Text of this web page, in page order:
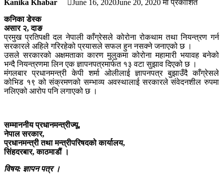
Kanika Khabar June 16, 2020June 20, 2020मा प्रकाशित
कनिका डेस्क
असार २, दाङ
प्रमुख प्रतिपक्षी दल नेपाली काँग्रेसले कोरोना रोकथाम तथा नियन्त्रण गर्न
सरकारले अहिले गरिरहेको प्रयासले सफल हुन नसक्ने जनाएको छ ।
उसले सरकारको अक्षमताका कारण मुलुकमा कोरोना महामारी भयावह बनेको
भन्दै नियन्त्रणमा लिन एक ज्ञापनपत्रमार्फत १३ वटा सुझाव दिएको छ ।
मंगलबार प्रधानमन्त्री केपी शर्मा ओलीलाई ज्ञापनपत्र बुझाउँदै काँग्रेसले
कोभिड १९ को संक्रमणको सम्भाव्य अवस्थालाई सरकारले संवेदनशील रुपमा
नलिएको आरोप पनि लगाएको छ ।
सम्माननीय प्रधानमन्त्रीज्यू,
नेपाल सरकार,
प्रधानमन्त्री तथा मन्त्रीपरिषदको कार्यालय,
सिंहदरबार, काठमाडौं ।
विषय: ज्ञापन पत्र ।